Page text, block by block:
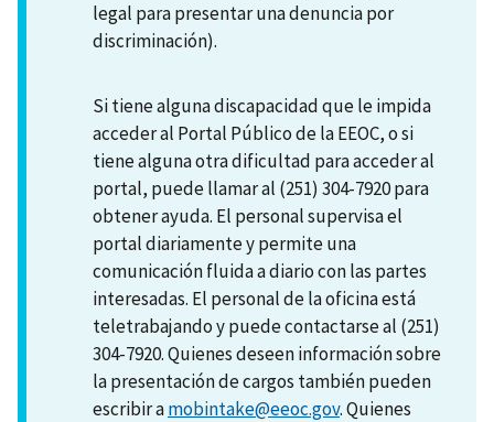
legal para presentar una denuncia por
discriminación).
Si tiene alguna discapacidad que le impida
acceder al Portal Público de la EEOC, o si
tiene alguna otra dificultad para acceder al
portal, puede llamar al (251) 304-7920 para
obtener ayuda. El personal supervisa el
portal diariamente y permite una
comunicación fluida a diario con las partes
interesadas. El personal de la oficina está
teletrabajando y puede contactarse al (251)
304-7920. Quienes deseen información sobre
la presentación de cargos también pueden
escribir amobintake@eeoc.gov. Quienes